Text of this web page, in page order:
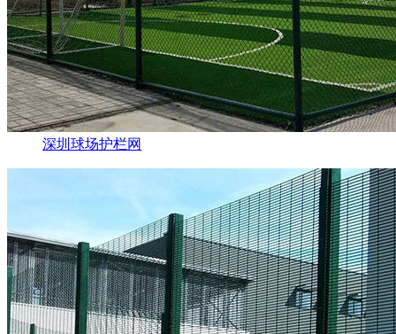
深圳球场护栏网